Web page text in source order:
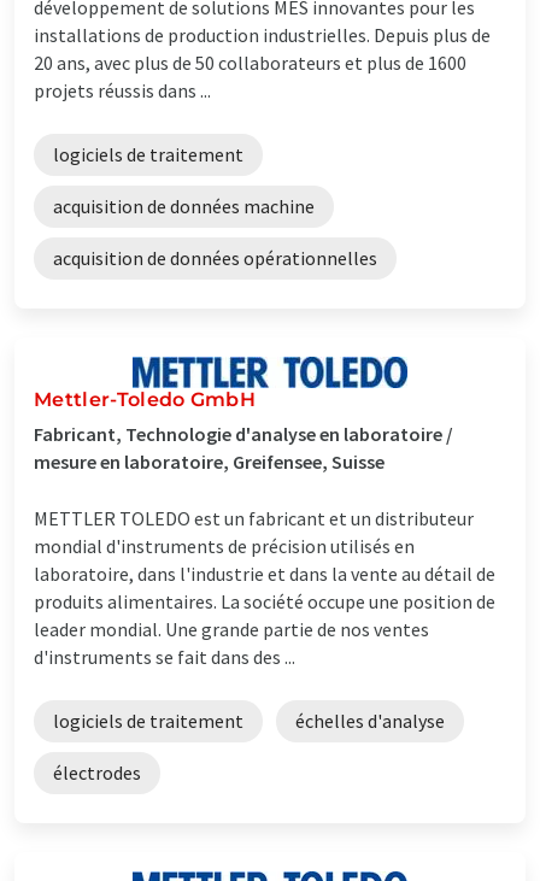
développement de solutions MES innovantes pour les
installations de production industrielles. Depuis plus de
20 ans, avec plus de 50 collaborateurs et plus de 1600
projets réussis dans ...
logiciels de traitement
acquisition de données machine
acquisition de données opérationnelles
Mettler-Toledo GmbH
Fabricant, Technologie d'analyse en laboratoire /
mesure en laboratoire, Greifensee, Suisse
METTLER TOLEDO est un fabricant et un distributeur
mondial d'instruments de précision utilisés en
laboratoire, dans l'industrie et dans la vente au détail de
produits alimentaires. La société occupe une position de
leader mondial. Une grande partie de nos ventes
d'instruments se fait dans des ...
logiciels de traitement échelles d'analyse
électrodes